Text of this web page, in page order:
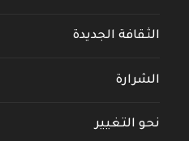
الثقافة الجديدة
الشرارة
نحو التغيير